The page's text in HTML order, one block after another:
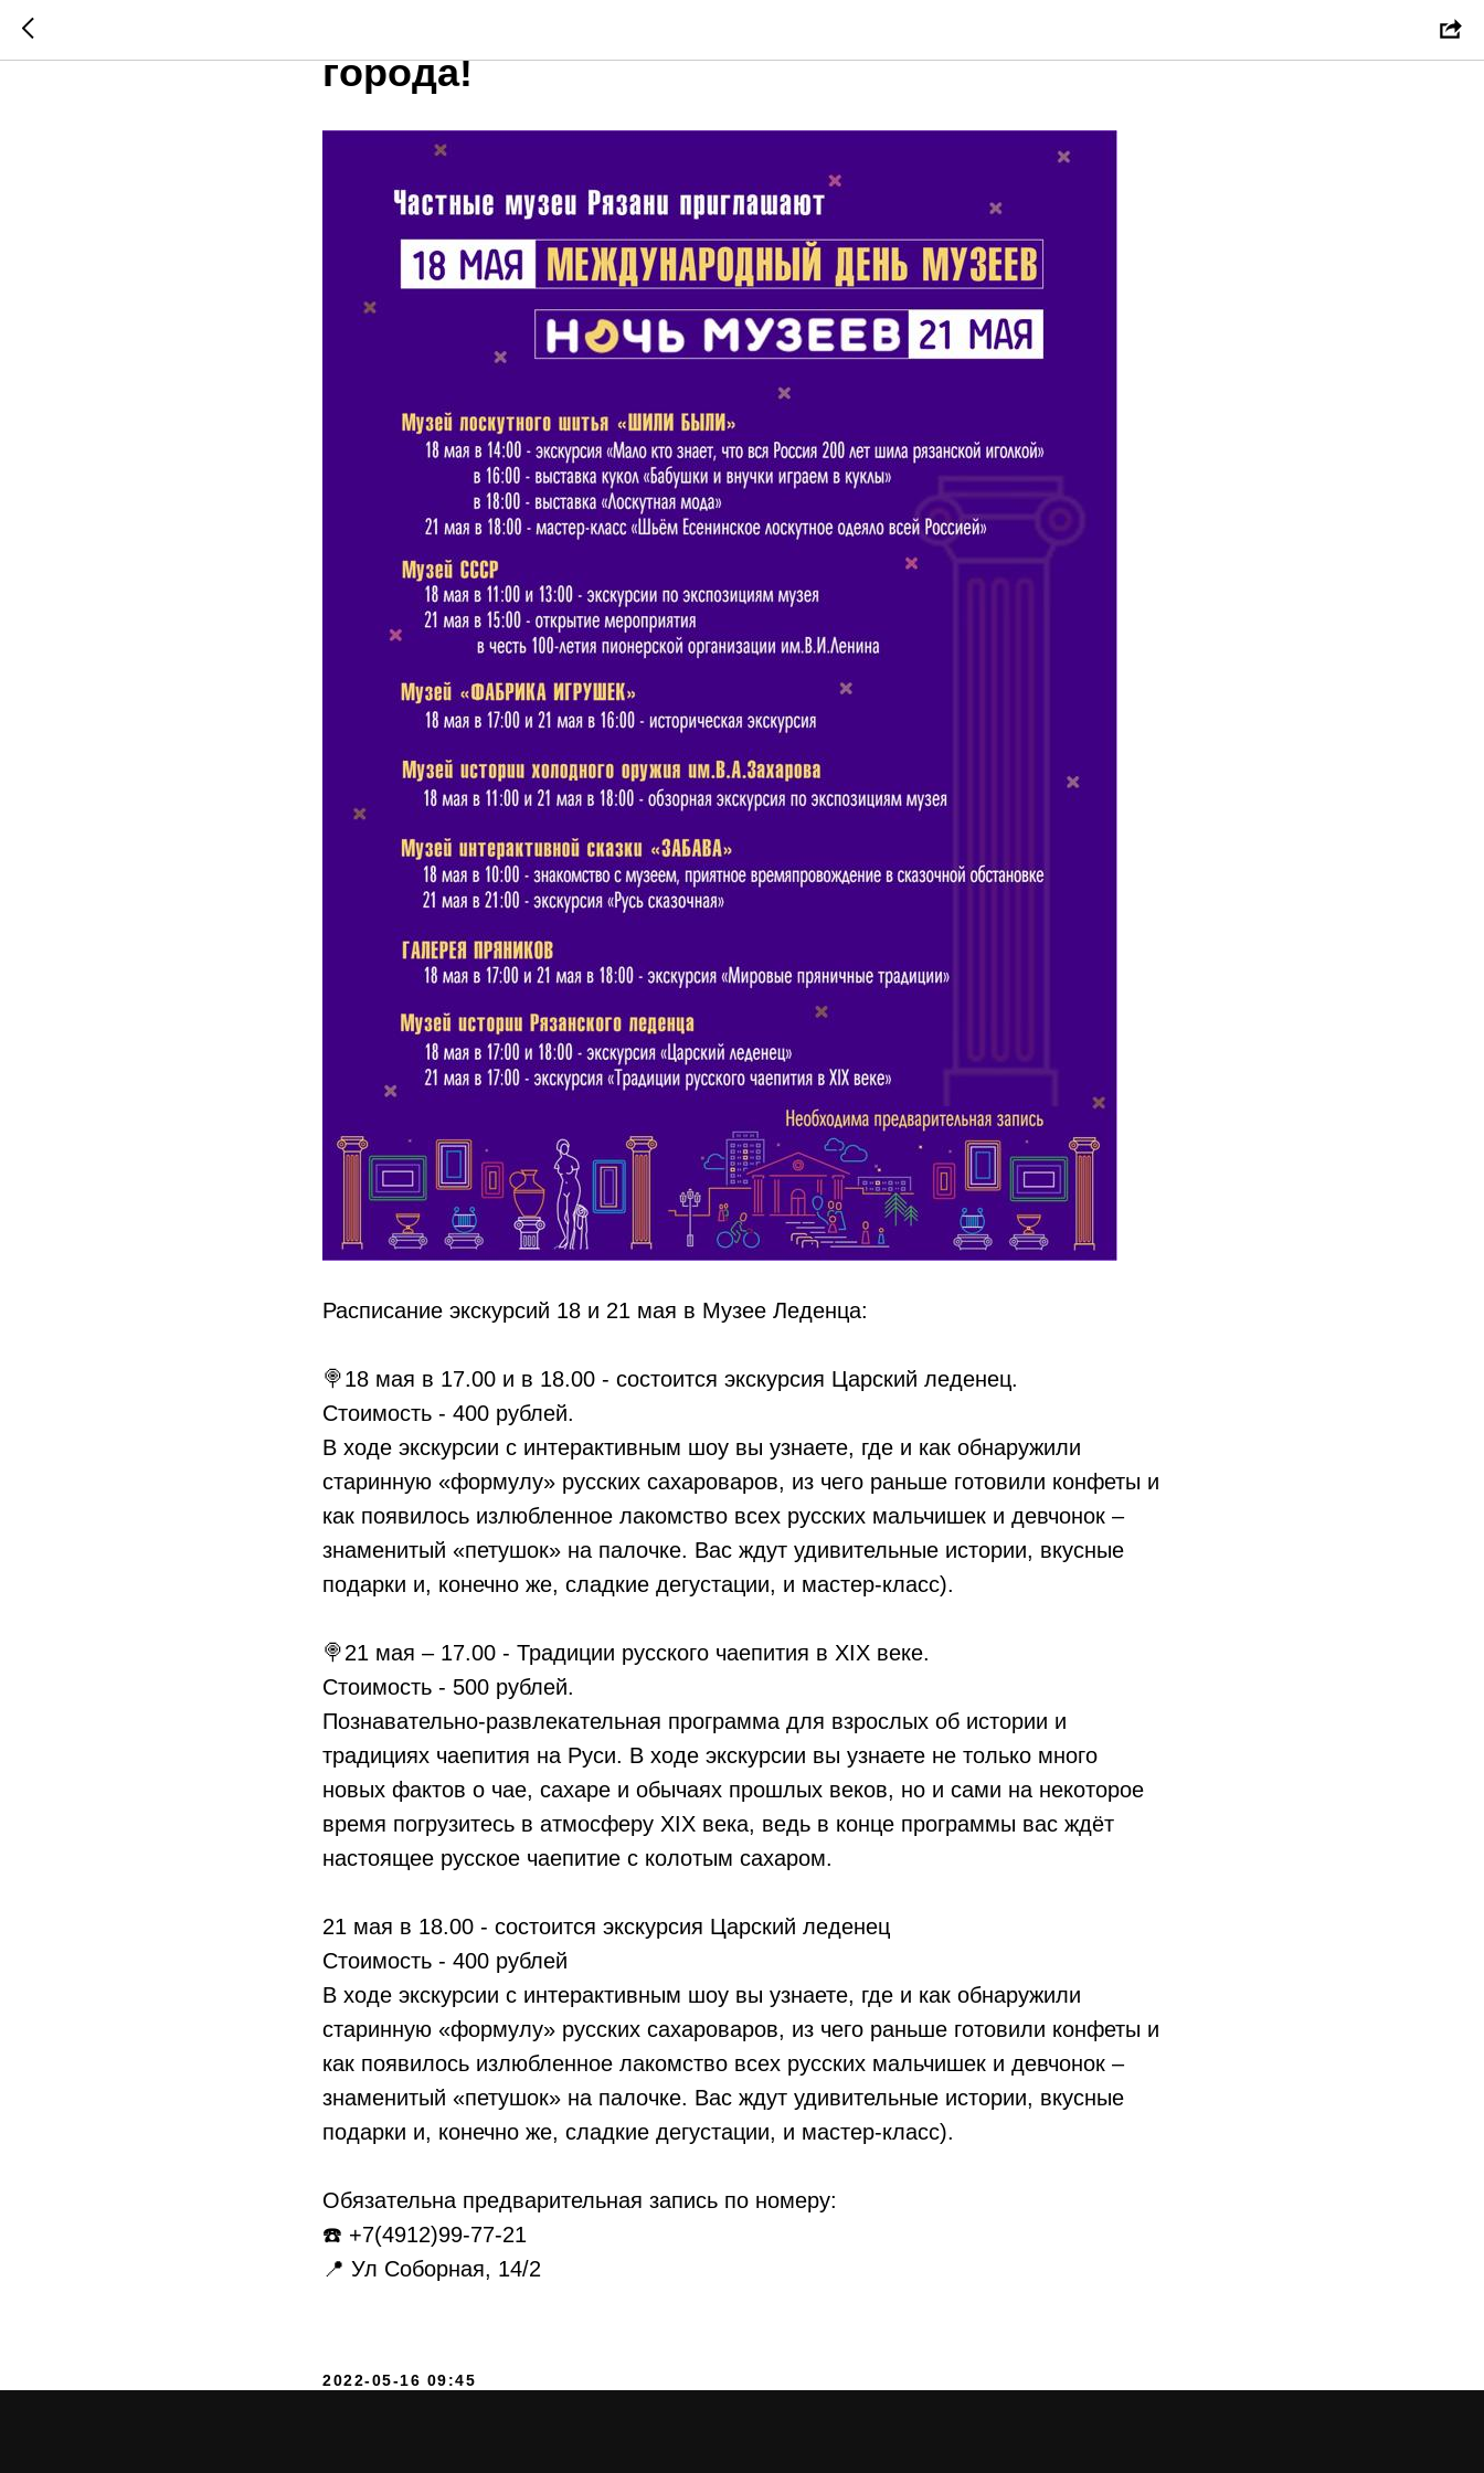
города!
Расписание экскурсий 18 и 21 мая в Музее Леденца:
🍭18 мая в 17.00 и в 18.00 - состоится экскурсия Царский леденец.
Стоимость - 400 рублей.
В ходе экскурсии с интерактивным шоу вы узнаете, где и как обнаружили
старинную «формулу» русских сахароваров, из чего раньше готовили конфеты и
как появилось излюбленное лакомство всех русских мальчишек и девчонок –
знаменитый «петушок» на палочке. Вас ждут удивительные истории, вкусные
подарки и, конечно же, сладкие дегустации, и мастер-класс).
🍭21 мая – 17.00 - Традиции русского чаепития в XIX веке.
Стоимость - 500 рублей.
Познавательно-развлекательная программа для взрослых об истории и
традициях чаепития на Руси. В ходе экскурсии вы узнаете не только много
новых фактов о чае, сахаре и обычаях прошлых веков, но и сами на некоторое
время погрузитесь в атмосферу XIX века, ведь в конце программы вас ждёт
настоящее русское чаепитие с колотым сахаром.
21 мая в 18.00 - состоится экскурсия Царский леденец
Стоимость - 400 рублей
В ходе экскурсии с интерактивным шоу вы узнаете, где и как обнаружили
старинную «формулу» русских сахароваров, из чего раньше готовили конфеты и
как появилось излюбленное лакомство всех русских мальчишек и девчонок –
знаменитый «петушок» на палочке. Вас ждут удивительные истории, вкусные
подарки и, конечно же, сладкие дегустации, и мастер-класс).
Обязательна предварительная запись по номеру:
☎️ +7(4912)99-77-21
📍 Ул Соборная, 14/2
2022-05-16 09:45